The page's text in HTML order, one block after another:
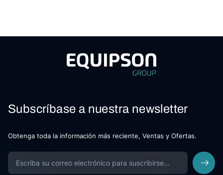
Subscríbase a nuestra newsletter
Obtenga toda la información más reciente, Ventas y Ofertas.